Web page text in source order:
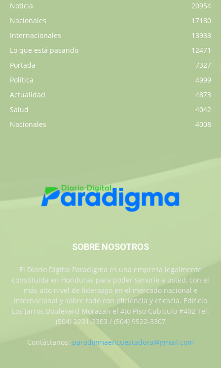
Noticia
20954
Nacionales
17180
Internacionales
13933
Lo que está pasando
12471
Portada
7327
Política
4999
Actualidad
4873
Salud
4042
Nacionales
4008
SOBRE NOSOTROS
El Diario Digital Paradigma es una empresa legalmente
constituida en Honduras para poder servirle a usted, con el
más alto nivel de liderazgo en el mercado nacional e
internacional y sobre todo con eficiencia y eficacia. Edificio
Los Jarros Boulevard Morazan el 4to Piso Cubiculo #402 Tel:
(504) 2231-3303 / (504) 9522-3307
Contáctanos: paradigmaencuestadora@gmail.com